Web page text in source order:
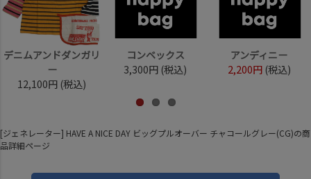
デニムアンドダンガリ
ー
12,100円 (税込)
コンベックス
3,300円 (税込)
アンディニー
2,200円 (税込)
[ジェネレーター] HAVE A NICE DAY ビッグプルオーバー チャコールグレー(CG)の商
品詳細ページ